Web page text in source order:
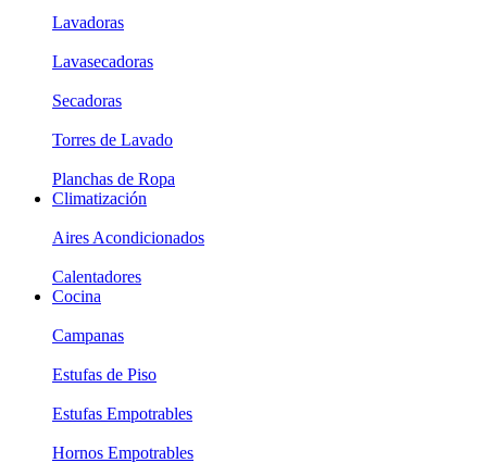
Lavadoras
Lavasecadoras
Secadoras
Torres de Lavado
Planchas de Ropa
Climatización
Aires Acondicionados
Calentadores
Cocina
Campanas
Estufas de Piso
Estufas Empotrables
Hornos Empotrables